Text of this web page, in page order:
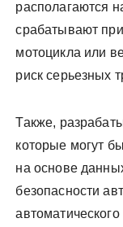
располагаются
срабатывают
мотоцикла или
риск серьезных
Также,
которые могут
на основе
безопасности